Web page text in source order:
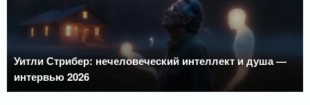
Уитли Стрибер: нечеловеческий интеллект и душа —
интервью 2026